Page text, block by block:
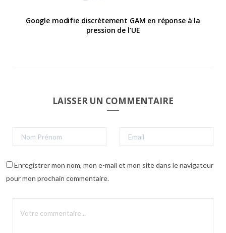
Google modifie discrètement GAM en réponse à la
pression de l’UE
LAISSER UN COMMENTAIRE
Enregistrer mon nom, mon e-mail et mon site dans le navigateur
pour mon prochain commentaire.